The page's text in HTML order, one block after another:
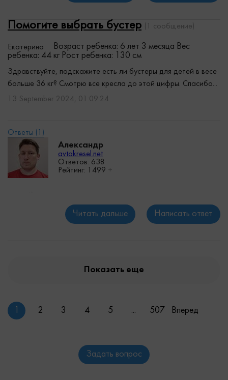
Помогите выбрать бустер (1 сообщение)
Екатерина Возраст ребенка: 6 лет 3 месяца Вес
ребенка: 44 кг Рост ребенка: 130 см
Здравствуйте, подскажите есть ли бустеры для детей в весе
больше 36 кг? Смотрю все кресла до этой цифры. Спасибо...
13 September 2024, 01:09:24
Александр
avtokresel.net
Ответов: 638
Рейтинг:
1499 +
...
Читать дальше Написать ответ
Показать еще
2 3 4 5 ... 507 Вперед
Задать вопрос